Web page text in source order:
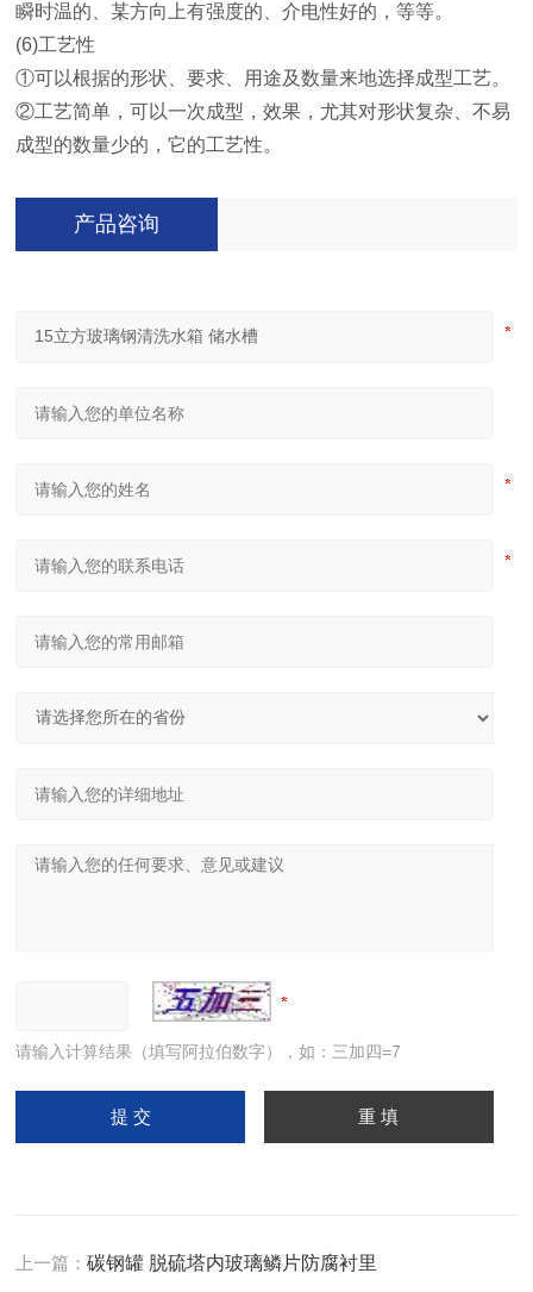
瞬时温的、某方向上有强度的、介电性好的，等等。
(6)工艺性
①可以根据的形状、要求、用途及数量来地选择成型工艺。
②工艺简单，可以一次成型，效果，尤其对形状复杂、不易
成型的数量少的，它的工艺性。
产品咨询
请输入计算结果（填写阿拉伯数字），如：三加四=7
上一篇：碳钢罐 脱硫塔内玻璃鳞片防腐衬里